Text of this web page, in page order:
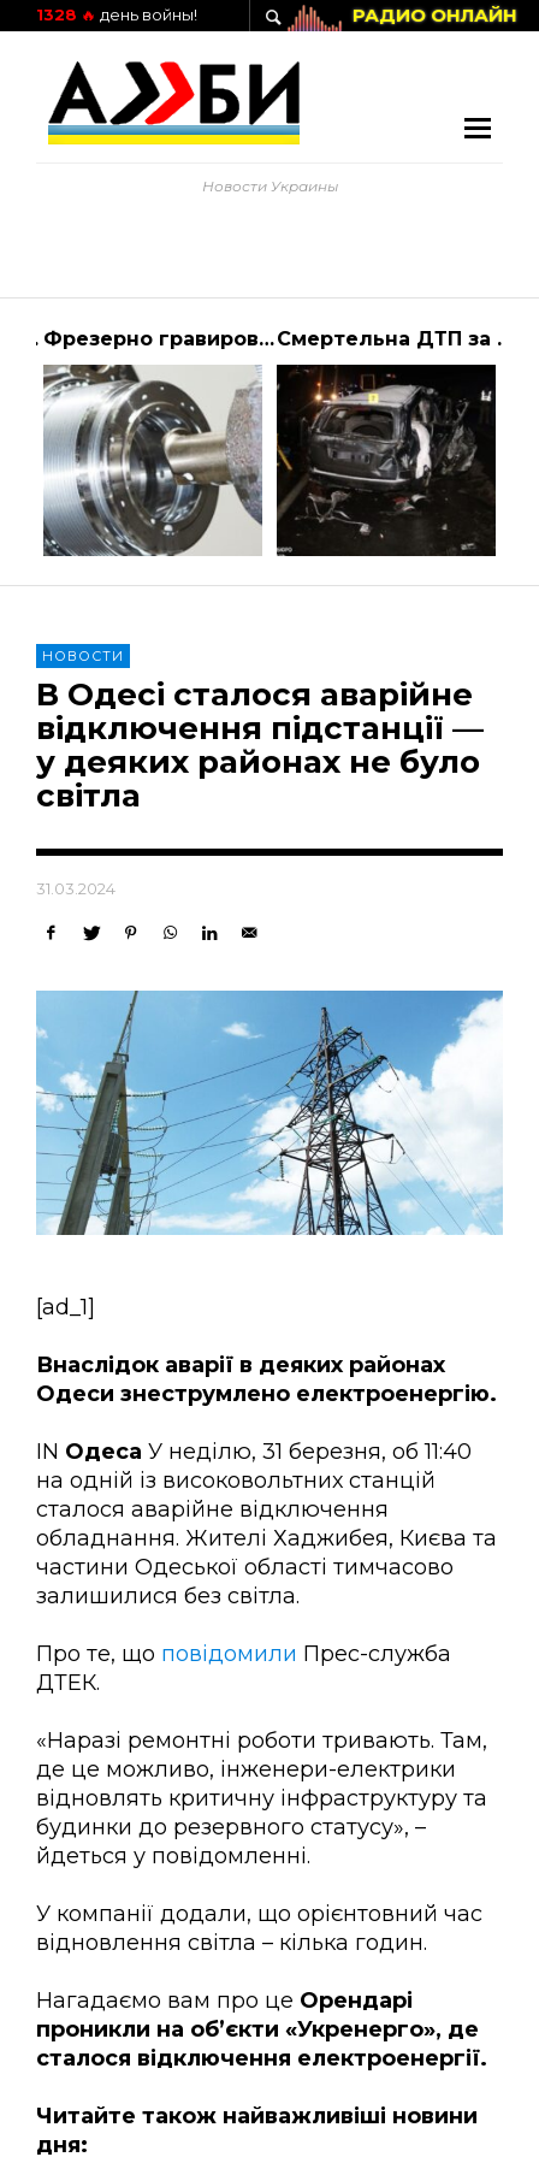
РАДИО ОНЛАЙН
1328 🔥 день войны!
Новости Украины
Продажа валов сцепления для тракторов по оптовой и розничной цене Фрезерно гравировальные станки с ЧПУ Смертельна ДТП за участю військових на Львівщині: стали відомі подробиці (фото)
НОВОСТИ
В Одесі сталося аварійне
відключення підстанції —
у деяких районах не було
світла
31.03.2024
[ad_1]
Внаслідок аварії в деяких районах
Одеси знеструмлено електроенергію.
IN Одеса У неділю, 31 березня, об 11:40
на одній із високовольтних станцій
сталося аварійне відключення
обладнання. Жителі Хаджибея, Києва та
частини Одеської області тимчасово
залишилися без світла.
Про те, що повідомили Прес-служба
ДТЕК.
«Наразі ремонтні роботи тривають. Там,
де це можливо, інженери-електрики
відновлять критичну інфраструктуру та
будинки до резервного статусу», –
йдеться у повідомленні.
У компанії додали, що орієнтовний час
відновлення світла – кілька годин.
Нагадаємо вам про це Орендарі
проникли на об’єкти «Укренерго», де
сталося відключення електроенергії.
Читайте також найважливіші новини
дня: